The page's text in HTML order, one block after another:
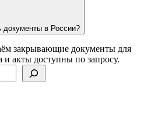
документы в России?
закрывающие документы для
акты доступны по запросу.